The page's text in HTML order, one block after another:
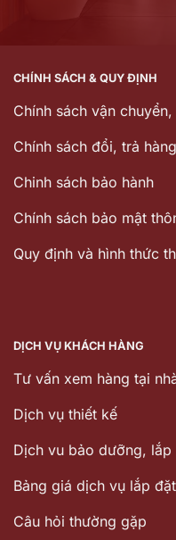
CHÍNH SÁCH & QUY ĐỊNH
Chính sách vận
Chính sách đổi, trả
Chinh sách bảo hành
Chính sách bảo mật
Quy định và hình thức
DỊCH VỤ KHÁCH HÀNG
Tư vấn xem hàng tại
Dịch vụ thiết kế
Dịch vu bảo dưỡng, lắp
Bảng giá dịch vụ lắp đặt
Câu hỏi thường gặp